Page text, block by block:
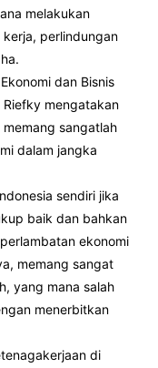
melakukan
perlindungan
dan Bisnis
Riefky mengatakan
sangatlah
dalam jangka
sendiri jika
baik dan bahkan
ekonomi
memang sangat
yang mana salah
menerbitkan
di